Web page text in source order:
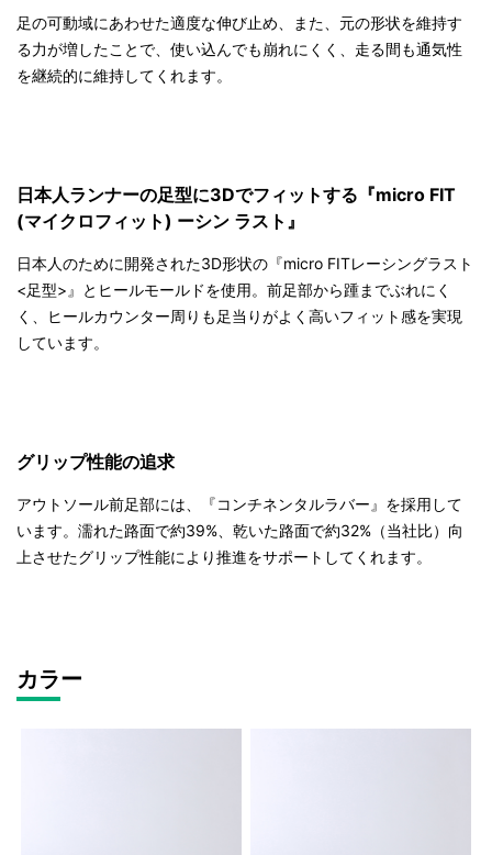
足の可動域にあわせた適度な伸び止め、また、元の形状を維持す
る力が増したことで、使い込んでも崩れにくく、走る間も通気性
を継続的に維持してくれます。
日本人ランナーの足型に3Dでフィットする『micro FIT
(マイクロフィット) ーシン ラスト』
日本人のために開発された3D形状の『micro FITレーシングラスト
<足型>』とヒールモールドを使用。前足部から踵までぶれにく
く、ヒールカウンター周りも足当りがよく高いフィット感を実現
しています。
グリップ性能の追求
アウトソール前足部には、『コンチネンタルラバー』を採用して
います。濡れた路面で約39%、乾いた路面で約32%（当社比）向
上させたグリップ性能により推進をサポートしてくれます。
カラー